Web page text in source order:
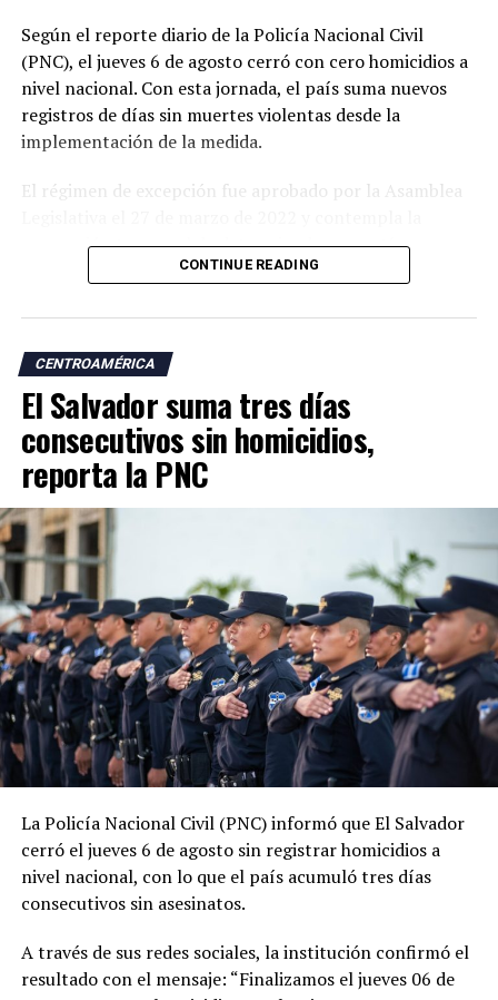
Según el reporte diario de la Policía Nacional Civil
(PNC), el jueves 6 de agosto cerró con cero homicidios a
nivel nacional. Con esta jornada, el país suma nuevos
registros de días sin muertes violentas desde la
implementación de la medida.
El régimen de excepción fue aprobado por la Asamblea
suspensión temporal de determinadas garantías
constitucionales, lo que amplió las facultades de las
señaladas de pertenecer a estructuras criminales.
Las autoridades atribuyen a esta estrategia una
reducción significativa de los homicidios y de otros
delitos como las extorsiones y los robos.
Desde la llegada de Nayib Bukele a la Presidencia, en
junio de 2019, las estadísticas oficiales muestran una
tendencia descendente en los homicidios. Durante su
administración, la PNC contabiliza 1,288 jornadas sin
ADVERTISEMENT
que va del año, las autoridades reportan 185 días sin
homicidios, mientras que 2025 también cerró con
indicadores favorables en materia de seguridad.
que el Gobierno mantendrá las acciones para localizar y
capturar a integrantes de estructuras criminales que
CONTINUE READING
CENTROAMÉRICA
El Salvador suma tres días
consecutivos sin homicidios,
reporta la PNC
La Policía Nacional Civil (PNC) informó que El Salvador
cerró el jueves 6 de agosto sin registrar homicidios a
nivel nacional, con lo que el país acumuló tres días
consecutivos sin asesinatos.
A través de sus redes sociales, la institución confirmó el
resultado con el mensaje: “Finalizamos el jueves 06 de